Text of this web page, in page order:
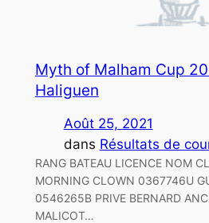
Myth of Malham Cup
Haliguen
Août 25, 2021
dans Résultats de
RANG BATEAU LICENCE NOM
MORNING CLOWN 0367746U
0546265B PRIVE BERNARD
MALICOT…